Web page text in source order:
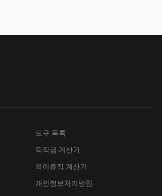
도구 목록
퇴직금 계산기
육아휴직 계산기
개인정보처리방침